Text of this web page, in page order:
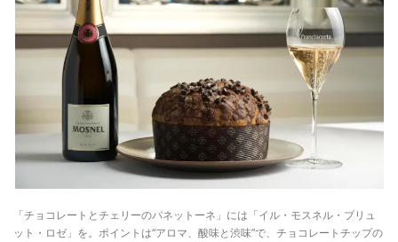
「チョコレートとチェリーのパネットーネ」には「イル・モスネル・ブリュ
ット・ロゼ」を。ポイントは“アロマ、酸味と渋味”で、チョコレートチップの